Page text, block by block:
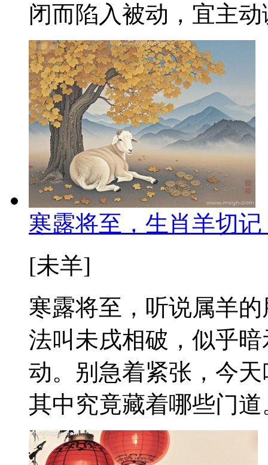
闭而陷入被动，宜主
寒露将至，生肖羊切
[未羊]
寒露将至，听说属羊
法叫未戌相破，似乎
动。别急着紧张，今
其中究竟藏着哪些门